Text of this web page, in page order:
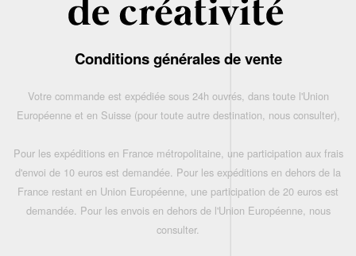
Conditions générales de vente
Votre commande est expédiée sous 24h ouvrés, dans toute l'Union
Européenne et en Suisse (pour toute autre destination, nous consulter),
Pour les expéditions en France métropolitaine, une participation aux frais
d'envoi de 10 euros est demandée. Pour les expéditions en dehors de la
France restant en Union Européenne, une participation de 20 euros est
demandée. Pour les envois en dehors de l'Union Européenne, nous
consulter.